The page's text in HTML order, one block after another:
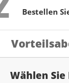
Bestellen
Wählen